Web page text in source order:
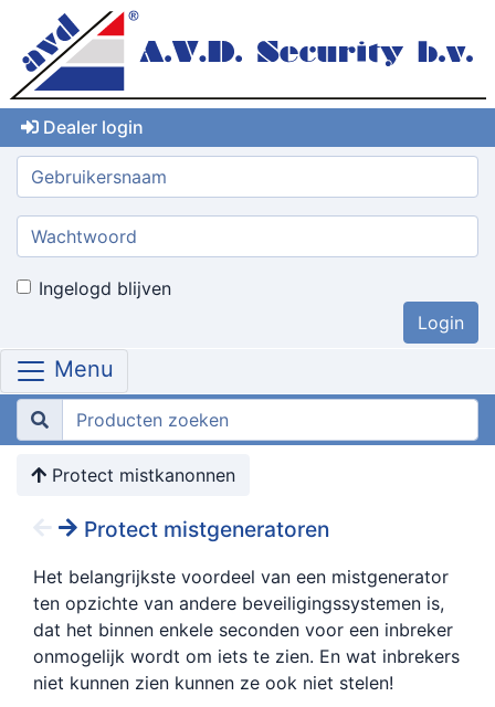
Dealer login
Gebruikersnaam:
Wachtwoord:
Ingelogd blijven
Menu
Protect mistkanonnen
Protect mistgeneratoren
Het belangrijkste voordeel van een mistgenerator
ten opzichte van andere beveiligingssystemen is,
dat het binnen enkele seconden voor een inbreker
onmogelijk wordt om iets te zien. En wat inbrekers
niet kunnen zien kunnen ze ook niet stelen!